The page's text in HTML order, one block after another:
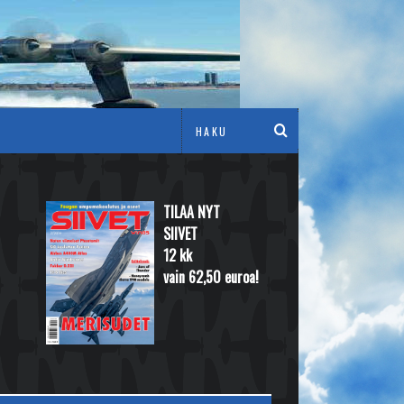
TILAA NYT
SIIVET
12 kk
vain 62,50 euroa!